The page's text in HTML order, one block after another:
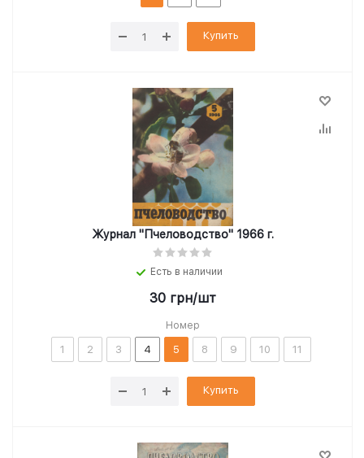
Купить
Журнал "Пчеловодство" 1966 г.
Есть в наличии
30 грн/шт
Номер
1 2 3 4 5 8 9 10 11
Купить